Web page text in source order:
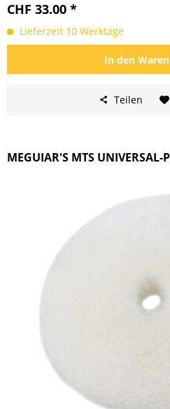
CHF 33.00 *
Lieferzeit 10 Werktage
In den
Teilen
MEGUIAR'S MTS UNIVERSAL-